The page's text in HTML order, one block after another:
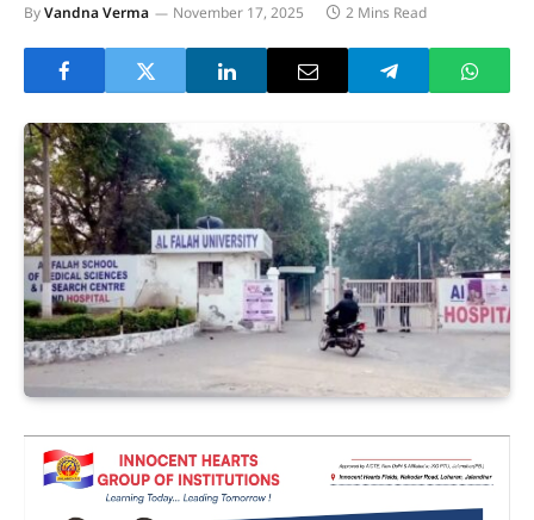
ByVandna Verma November 17, 2025 2 Mins Read